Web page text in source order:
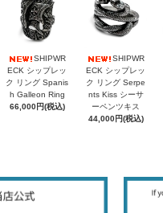
SHIPWR
ECK シップレッ
ク リング Spanis
h Galleon Ring
66,000円(税込)
SHIPWR
ECK シップレッ
ク リング Serpe
nts Kiss シーサ
ーペンツキス
44,000円(税込)